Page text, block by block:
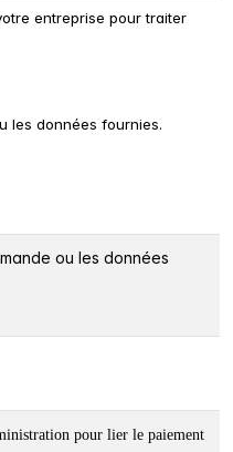
entreprise pour traiter
les données fournies.
ou les données
pour lier le paiement